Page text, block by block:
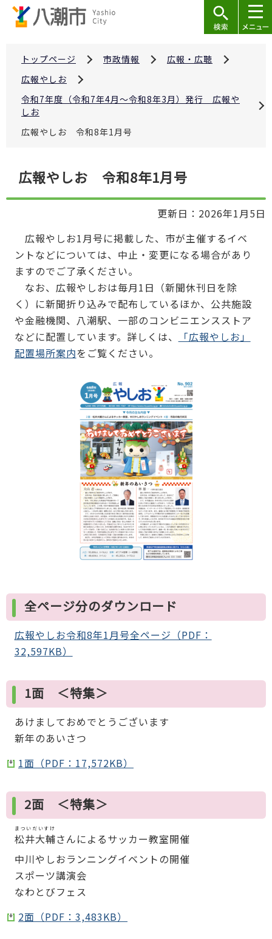
トップページ 市政情報
広報・広聴
広報やしお
令和7年度（令和7年4月～令和8年3月）発行 広報や
しお
広報やしお 令和8年1月号
こ
広報やしお 令和8年1月号
更新日：2026年1月5日
広報やしお1月号に掲載した、市が主催するイベ
ントなどについては、中止・変更になる場合があり
ますのでご了承ください。
なお、広報やしおは毎月1日（新聞休刊日を除
く）に新聞折り込みで配布しているほか、公共施設
や金融機関、八潮駅、一部のコンビニエンスストア
などに配置しています。詳しくは、
「広報やしお」
配置場所案内をご覧ください。
全ページ分のダウンロード
広報やしお令和8年1月号全ページ（PDF：
32,597KB）
1面 ＜特集＞
あけましておめでとうございます
新年のあいさつ
1面（PDF：17,572KB）
2面 ＜特集＞
松井大輔
まついだいすけ
さんによるサッカー教室開催
中川やしおランニングイベントの開催
スポーツ講演会
なわとびフェス
2面（PDF：3,483KB）